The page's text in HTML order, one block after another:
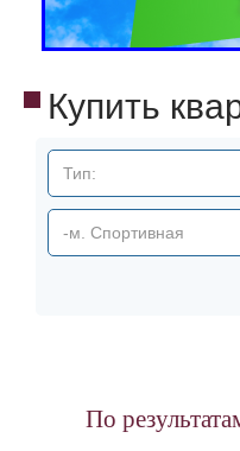
Купить
Тип:
-м. Спортивная
По